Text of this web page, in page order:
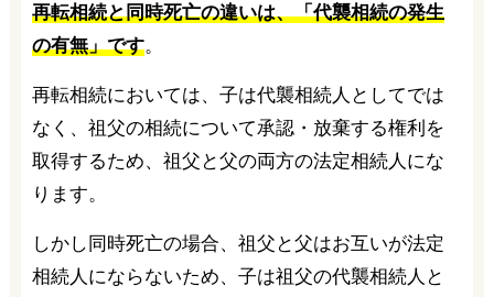
再転相続と同時死亡の違いは、「代襲相続の発生
の有無」です。
再転相続においては、子は代襲相続人としてでは
なく、祖父の相続について承認・放棄する権利を
取得するため、祖父と父の両方の法定相続人にな
ります。
しかし同時死亡の場合、祖父と父はお互いが法定
相続人にならないため、子は祖父の代襲相続人と